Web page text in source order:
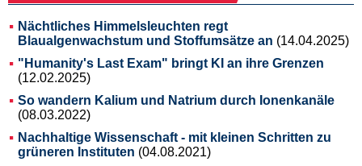
Nächtliches Himmelsleuchten regt
Blaualgenwachstum und Stoffumsätze an (14.04.2025)
"Humanity's Last Exam" bringt KI an ihre Grenzen
(12.02.2025)
So wandern Kalium und Natrium durch Ionenkanäle
(08.03.2022)
Nachhaltige Wissenschaft - mit kleinen Schritten zu
grüneren Instituten (04.08.2021)